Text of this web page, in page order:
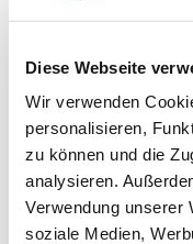
Diese Webseite
Wir verwenden
personalisieren,
zu können und die
analysieren.
Verwendung unserer
soziale Medien,